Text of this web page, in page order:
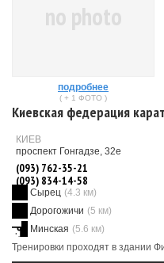
no photo
подробнее
( + 1 ФОТО )
Киевская федерация
КИЕВ
проспект Гонгадзе, 32е
(093) 762-35-21
(093) 834-14-58
Сырец (4.3 км)
Дорогожичи (5 км)
Минская (5.6 км)
Тренировки проходят в здании